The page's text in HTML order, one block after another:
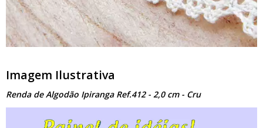
Imagem Ilustrativa
Renda de Algodão Ipiranga Ref.412 - 2,0 cm - Cru